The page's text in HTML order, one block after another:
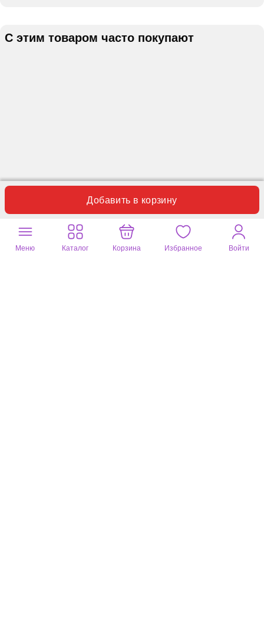
Добавить в корзину
С этим товаром часто покупают
Вопросы
Пока нет отзывов по данному товару.
Меню Каталог Корзина Избранное Войти